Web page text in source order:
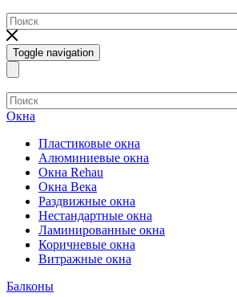
Toggle navigation
Окна
Пластиковые окна
Алюминиевые окна
Окна Rehau
Окна Века
Раздвижные окна
Нестандартные окна
Ламинированные окна
Коричневые окна
Витражные окна
Балконы